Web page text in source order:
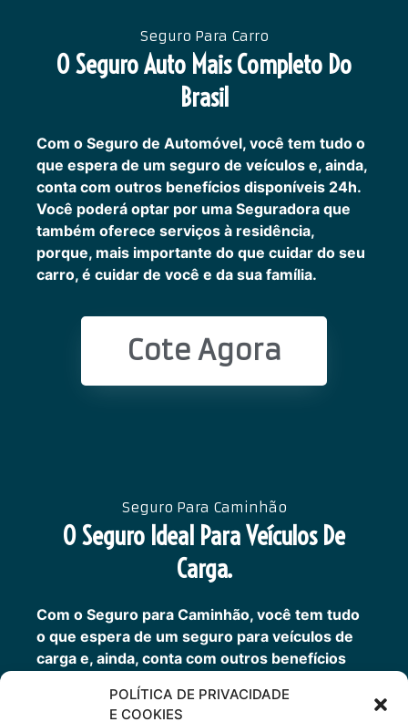
POLÍTICA DE PRIVACIDADE
E COOKIES
Seguro Para Carro
O Seguro Auto Mais Completo Do
Brasil
Com o Seguro de Automóvel, você tem tudo o
que espera de um seguro de veículos e, ainda,
conta com outros benefícios disponíveis 24h.
Você poderá optar por uma Seguradora que
também oferece serviços à residência,
porque, mais importante do que cuidar do seu
carro, é cuidar de você e da sua família.
Cote Agora
Seguro Para Caminhão
O Seguro Ideal Para Veículos De
Carga.
Com o Seguro para Caminhão, você tem tudo
o que espera de um seguro para veículos de
carga e, ainda, conta com outros benefícios
Transporte sua carga com mais tranquilidade,